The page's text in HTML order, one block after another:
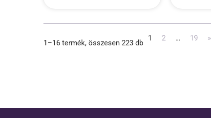
1–16 termék, összesen 223 db
1 2 … 19 »